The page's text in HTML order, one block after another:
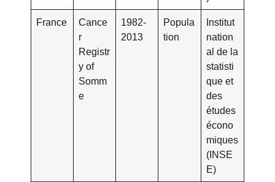
France
Cance
r
Registr
y of
Somm
e
1982-
2013
Popula
tion
Institut
nation
al de la
statisti
que et
des
études
écono
miques
(INSE
E)